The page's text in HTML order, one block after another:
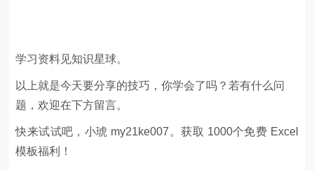
学习资料见知识星球。
以上就是今天要分享的技巧，你学会了吗？若有什么问
题，欢迎在下方留言。
快来试试吧，小琥 my21ke007。获取 1000个免费 Excel
模板福利​​​​！